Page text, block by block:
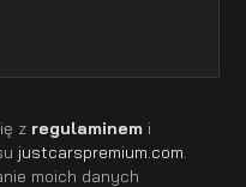
z regulaminemi
justcarspremium.com
moich danych